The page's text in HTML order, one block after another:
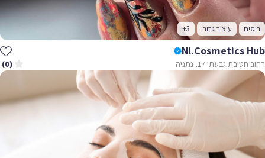
ריסים עיצוב גבות +3
Nl.cosmetics Hub
רחוב חטיבת גבעתי 17, נתניה (0)